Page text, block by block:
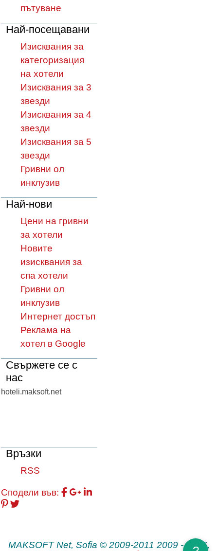
пътуване
Най-посещавани
Изисквания за
категоризация
на хотели
Изисквания за 3
звезди
Изисквания за 4
звезди
Изисквания за 5
звезди
Гривни ол
инклузив
Най-нови
Цени на гривни
за хотели
Новите
изисквания за
спа хотели
Гривни ол
инклузив
Интернет достъп
Реклама на
хотел в Google
Свържете се с
нас
hoteli.maksoft.net
Връзки
RSS
Сподели във:
MAKSOFT Net, Sofia © 2009-2011 2009 - 2026,